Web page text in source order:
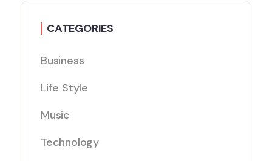
CATEGORIES
Business
Life Style
Music
Technology